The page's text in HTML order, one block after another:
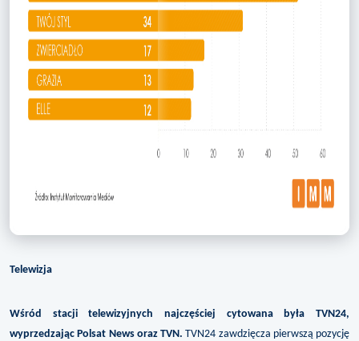
Telewizja
Wśród stacji telewizyjnych najczęściej cytowana była TVN24,
wyprzedzając Polsat News oraz TVN.TVN24 zawdzięcza pierwszą pozycję